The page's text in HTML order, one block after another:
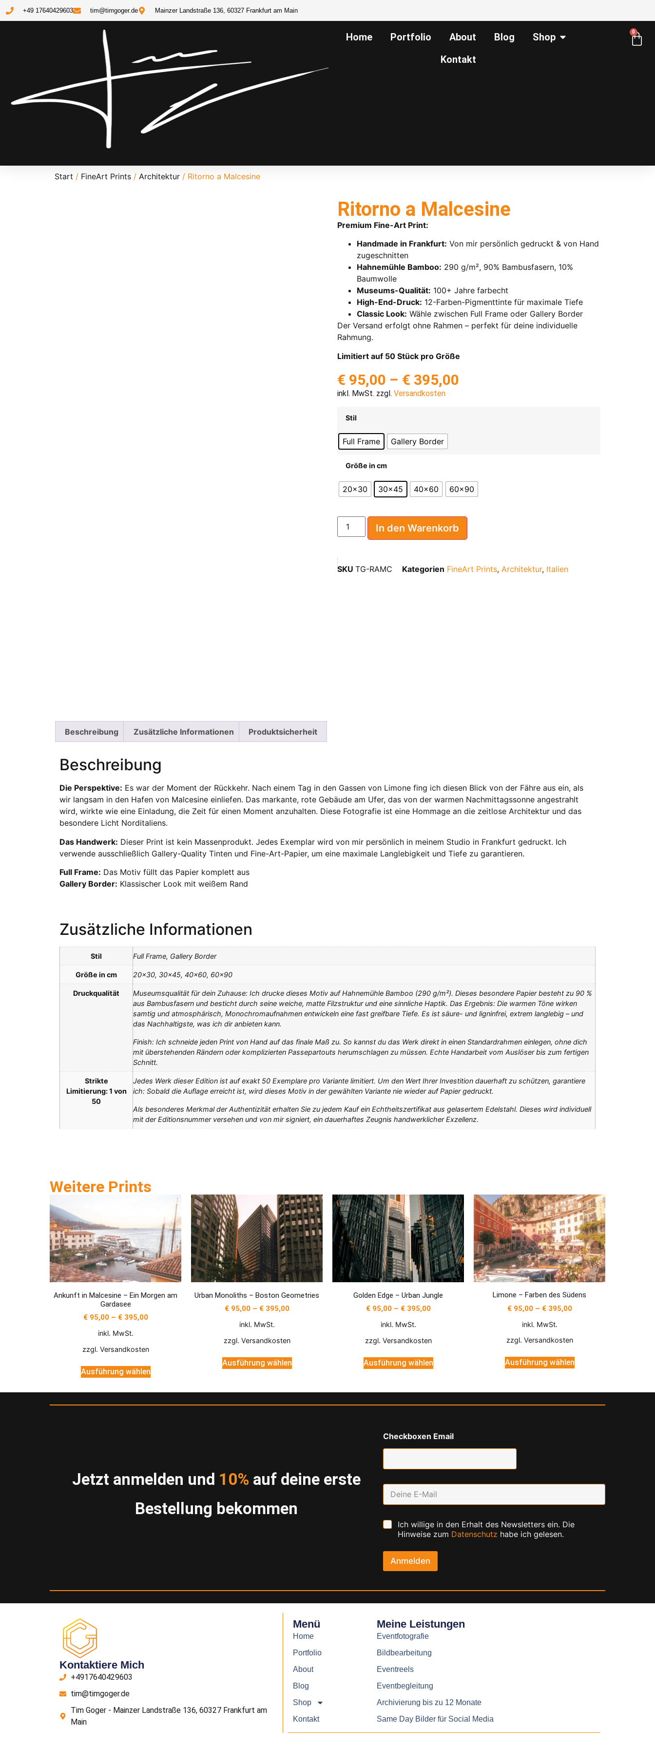
+49 17640429603 tim@timgoger.de Mainzer Landstraße 136, 60327 Frankfurt am Main
Home Portfolio About Blog
Shop
Kontakt
0
Start / FineArt Prints / Architektur / Ritorno a Malcesine
Ritorno a Malcesine
Premium Fine-Art Print:
Handmade in Frankfurt: Von mir persönlich gedruckt & von Hand
zugeschnitten
Hahnemühle Bamboo: 290 g/m², 90% Bambusfasern, 10%
Baumwolle
Museums-Qualität: 100+ Jahre farbecht
High-End-Druck: 12-Farben-Pigmenttinte für maximale Tiefe
Classic Look: Wähle zwischen Full Frame oder Gallery Border
Der Versand erfolgt ohne Rahmen – perfekt für deine individuelle
Rahmung.
Limitiert auf 50 Stück pro Größe
€ 95,00 – € 395,00
inkl. MwSt. zzgl. Versandkosten
Stil
Full Frame Gallery Border
Größe in cm
20x30 30x45 40x60 60x90
In den Warenkorb
SKU TG-RAMC Kategorien FineArt Prints, Architektur, Italien
Beschreibung Zusätzliche Informationen Produktsicherheit
Beschreibung
Die Perspektive: Es war der Moment der Rückkehr. Nach einem Tag in den Gassen von Limone fing ich diesen Blick von der Fähre aus ein, als
wir langsam in den Hafen von Malcesine einliefen. Das markante, rote Gebäude am Ufer, das von der warmen Nachmittagssonne angestrahlt
wird, wirkte wie eine Einladung, die Zeit für einen Moment anzuhalten. Diese Fotografie ist eine Hommage an die zeitlose Architektur und das
besondere Licht Norditaliens.
Das Handwerk: Dieser Print ist kein Massenprodukt. Jedes Exemplar wird von mir persönlich in meinem Studio in Frankfurt gedruckt. Ich
verwende ausschließlich Gallery-Quality Tinten und Fine-Art-Papier, um eine maximale Langlebigkeit und Tiefe zu garantieren.
Full Frame: Das Motiv füllt das Papier komplett aus
Gallery Border: Klassischer Look mit weißem Rand
Zusätzliche Informationen
Stil Full Frame, Gallery Border
Größe in cm 20×30, 30×45, 40×60, 60×90
Druckqualität
Museumsqualität für dein Zuhause: Ich drucke dieses Motiv auf Hahnemühle Bamboo (290 g/m²). Dieses besondere Papier besteht zu 90 %
aus Bambusfasern und besticht durch seine weiche, matte Filzstruktur und eine sinnliche Haptik. Das Ergebnis: Die warmen Töne wirken
samtig und atmosphärisch, Monochromaufnahmen entwickeln eine fast greifbare Tiefe. Es ist säure- und ligninfrei, extrem langlebig – und
das Nachhaltigste, was ich dir anbieten kann.
Finish: Ich schneide jeden Print von Hand auf das finale Maß zu. So kannst du das Werk direkt in einen Standardrahmen einlegen, ohne dich
mit überstehenden Rändern oder komplizierten Passepartouts herumschlagen zu müssen. Echte Handarbeit vom Auslöser bis zum fertigen
Schnitt.
Strikte
Limitierung: 1 von
50
Jedes Werk dieser Edition ist auf exakt 50 Exemplare pro Variante limitiert. Um den Wert Ihrer Investition dauerhaft zu schützen, garantiere
ich: Sobald die Auflage erreicht ist, wird dieses Motiv in der gewählten Variante nie wieder auf Papier gedruckt.
Als besonderes Merkmal der Authentizität erhalten Sie zu jedem Kauf ein Echtheitszertifikat aus gelasertem Edelstahl. Dieses wird individuell
mit der Editionsnummer versehen und von mir signiert, ein dauerhaftes Zeugnis handwerklicher Exzellenz.
Weitere Prints
Ankunft in Malcesine – Ein Morgen am
Gardasee
€95,00– €395,00
inkl. MwSt.
zzgl. Versandkosten
Ausführung wählen
Urban Monoliths – Boston Geometries
€95,00– €395,00
inkl. MwSt.
zzgl. Versandkosten
Ausführung wählen
Golden Edge – Urban Jungle
€95,00– €395,00
inkl. MwSt.
zzgl. Versandkosten
Ausführung wählen
Limone – Farben des Südens
€95,00– €395,00
inkl. MwSt.
zzgl. Versandkosten
Ausführung wählen
Jetzt anmelden und 10% auf deine erste
Bestellung bekommen
Checkboxen Email
E
a
lC
c
b
x
n
Ich willige in den Erhalt des Newsletters ein. Die
Hinweise zum Datenschutz habe ich gelesen.
Anmelden
Kontaktiere Mich
+4917640429603
tim@timgoger.de
Tim Goger - Mainzer Landstraße 136, 60327 Frankfurt am
Main
Menü
Home
Portfolio
About
Blog
Shop
Kontakt
Meine Leistungen
Eventfotografie
Bildbearbeitung
Eventreels
Eventbegleitung
Archivierung bis zu 12 Monate
Same Day Bilder für Social Media